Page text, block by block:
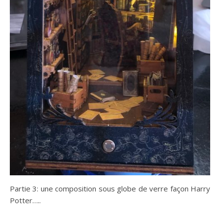
Partie 3: une composition sous globe de verre façon Harry
Potter…..